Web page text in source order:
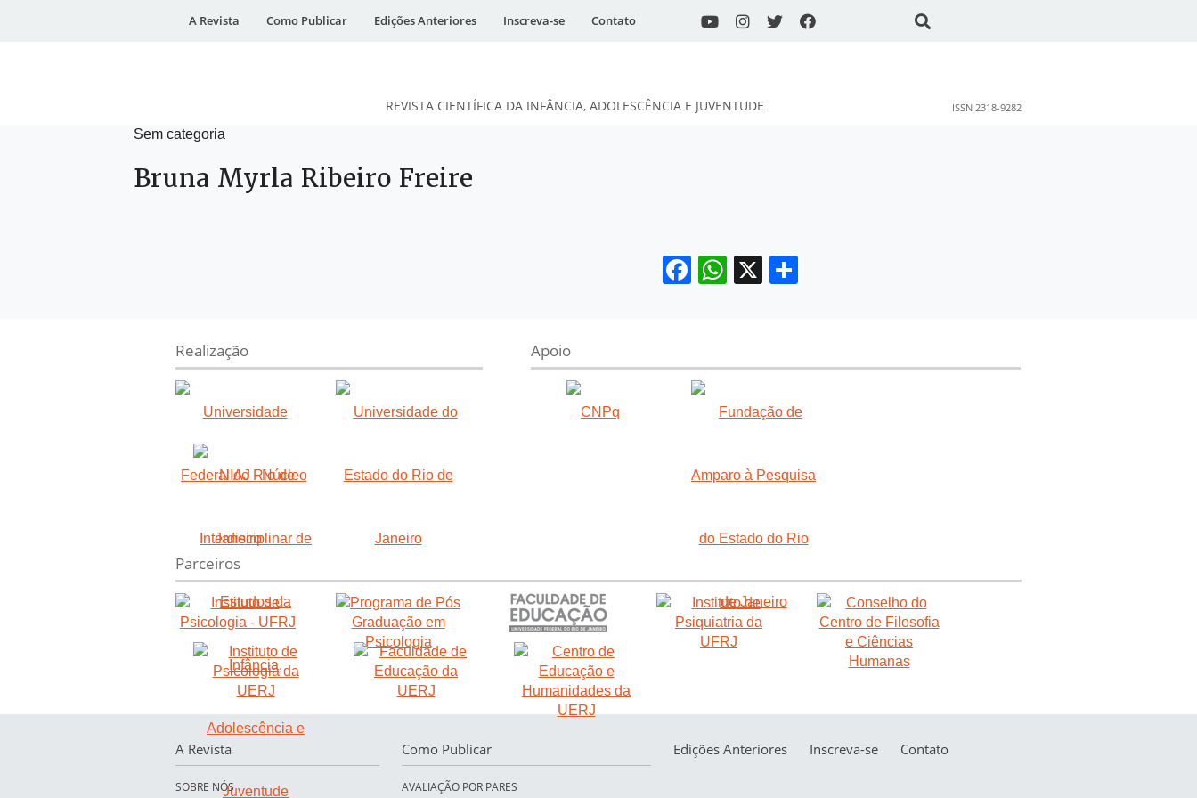
A Revista Como Publicar Edições Anteriores Inscreva-se Contato
REVISTA CIENTÍFICA DA INFÂNCIA, ADOLESCÊNCIA E JUVENTUDE ISSN 2318-9282
Sem categoria
Bruna Myrla Ribeiro Freire
Facebook
WhatsApp
X
Realização Apoio
Parceiros
A Revista
SOBRE NÓS
Como Publicar
AVALIAÇÃO POR PARES
Edições Anteriores Inscreva-se Contato